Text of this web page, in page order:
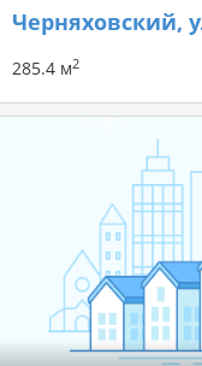
Черняховский,
285.4 м2